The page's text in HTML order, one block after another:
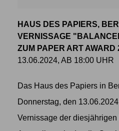
HAUS DES PAPIERS,
VERNISSAGE
ZUM PAPER ART AWARD
13.06.2024, AB 18:00 UHR
Das Haus des Papiers in
Donnerstag, den
Vernissage der diesjährigen